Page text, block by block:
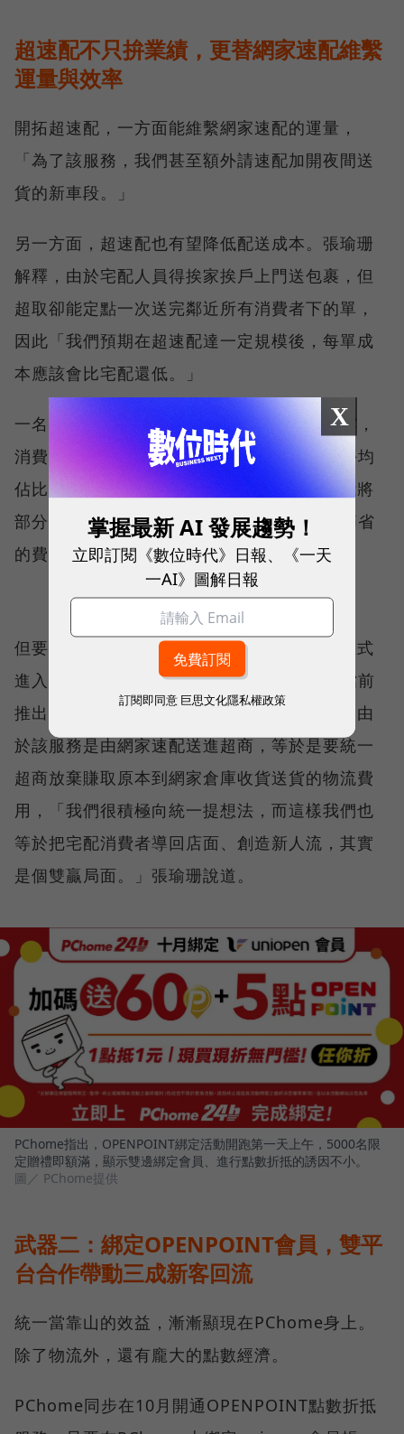
超速配不只拚業績，更替網家速配維繫
運量與效率
開拓超速配，一方面能維繫網家速配的運量，
「為了該服務，我們甚至額外請速配加開夜間送
貨的新車段。」
另一方面，超速配也有望降低配送成本。張瑜珊
解釋，由於宅配人員得挨家挨戶上門送包裹，但
超取卻能定點一次送完鄰近所有消費者下的單，
因此「我們預期在超速配達一定規模後，每單成
本應該會比宅配還低。」
一名PChome物流主管曾向《數位時代》透露，
消費者選擇宅配的比率在PChome相當高，平均
佔比超過八成，特定時節甚至接近九成，若能將
部分訂單轉化為超取，對PChome而言，能節省
的費用恐怕相當可觀。
但要談成這樁合作可不容易，一來是在統一正式
進入PChome董事席次後，要趕在雙十一大檔前
推出，張瑜珊團隊僅有半年多時間佈局。再來由
於該服務是由網家速配送進超商，等於是要統一
超商放棄賺取原本到網家倉庫收貨送貨的物流費
用，「我們很積極向統一提想法，而這樣我們也
等於把宅配消費者導回店面、創造新人流，其實
是個雙贏局面。」張瑜珊說道。
PChome指出，OPENPOINT綁定活動開跑第一天上午，5000名限
定贈禮即額滿，顯示雙邊綁定會員、進行點數折抵的誘因不小。
圖／ PChome提供
武器二：綁定OPENPOINT會員，雙平
台合作帶動三成新客回流
統一當靠山的效益，漸漸顯現在PChome身上。
除了物流外，還有龐大的點數經濟。
PChome同步在10月開通OPENPOINT點數折抵
X
掌握最新 AI 發展趨勢！
立即訂閱《數位時代》日報、《一天
一AI》圖解日報
訂閱即同意 巨思文化隱私權政策